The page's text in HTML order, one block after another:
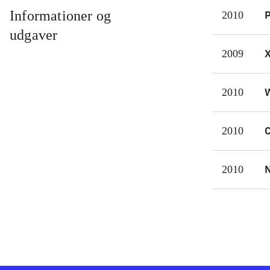
Informationer og
udgaver
2010
2009
2010
2010
2010